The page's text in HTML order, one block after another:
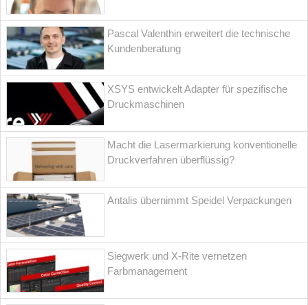
Pascal Valenthin erweitert die technische
Kundenberatung
XSYS entwickelt Adapter für spezifische
Druckmaschinen
Macht die Lasermarkierung konventionelle
Druckverfahren überflüssig?
Antalis übernimmt Speidel Verpackungen
Siegwerk und X-Rite vernetzen
Farbmanagement